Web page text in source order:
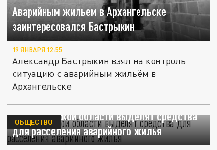
Аварийным жильем в Архангельске
заинтересовался Бастрыкин
19 ЯНВАРЯ 12:55
Александр Бастрыкин взял на контроль
ситуацию с аварийным жильём в
Архангельске
Архангельской области выделят средства
для расселения аварийного жилья
ОБЩЕСТВО